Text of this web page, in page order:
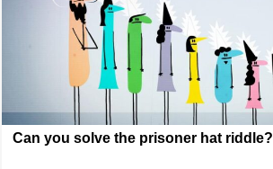
Can you solve the prisoner hat riddle?